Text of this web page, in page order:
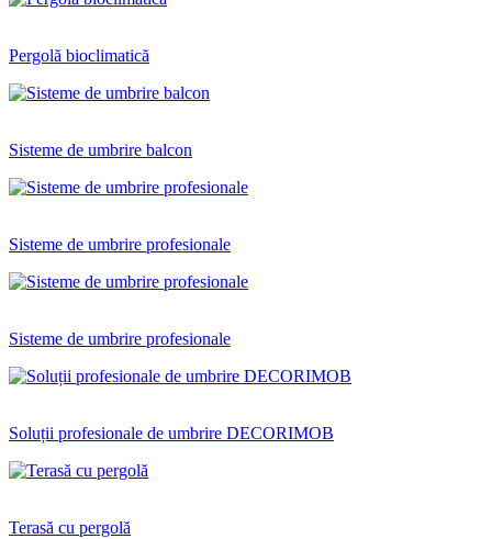
Pergolă bioclimatică
Sisteme de umbrire balcon
Sisteme de umbrire profesionale
Sisteme de umbrire profesionale
Soluții profesionale de umbrire DECORIMOB
Terasă cu pergolă